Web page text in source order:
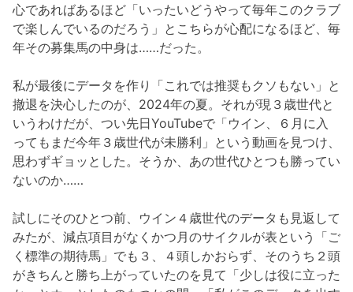
心であればあるほど「いったいどうやって毎年このクラブ
で楽しんでいるのだろう」とこちらが心配になるほど、毎
年その募集馬の中身は……だった。
私が最後にデータを作り「これでは推奨もクソもない」と
撤退を決心したのが、2024年の夏。それが現３歳世代と
いうわけだが、つい先日YouTubeで「ウイン、６月に入
ってもまだ今年３歳世代が未勝利」という動画を見つけ、
思わずギョッとした。そうか、あの世代ひとつも勝ってい
ないのか……
試しにそのひとつ前、ウイン４歳世代のデータも見返して
みたが、減点項目がなくかつ月のサイクルが表という「ご
く標準の期待馬」でも３、４頭しかおらず、そのうち２頭
がきちんと勝ち上がっていたのを見て「少しは役に立った